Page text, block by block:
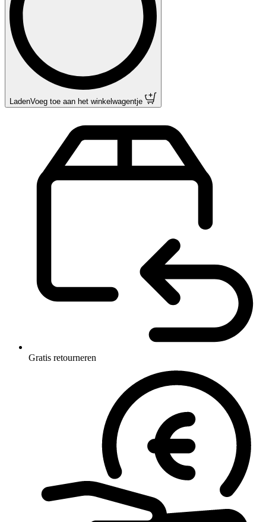
Laden Voeg toe aan het winkelwagentje
Gratis retourneren